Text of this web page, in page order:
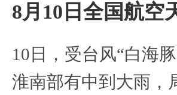
8月10日全国航空
10日，受台风“白海
淮南部有中到大雨，